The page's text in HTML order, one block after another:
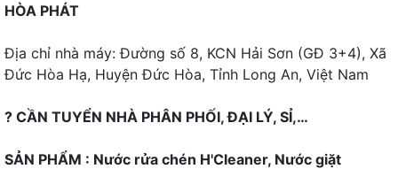
HÒA PHÁT
Địa chỉ nhà máy: Đường số 8, KCN Hải Sơn (GĐ 3+4), Xã
Đức Hòa Hạ, Huyện Đức Hòa, Tỉnh Long An, Việt Nam
? CẦN TUYỂN NHÀ PHÂN PHỐI, ĐẠI LÝ, SỈ,…
SẢN PHẨM : Nước rửa chén H'Cleaner, Nước giặt